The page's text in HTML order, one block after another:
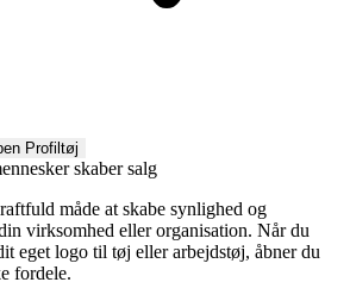
Profiltøj
skaber salg
måde at skabe synlighed og
virksomhed eller organisation. Når du
eget logo til tøj eller arbejdstøj, åbner du
fordele.